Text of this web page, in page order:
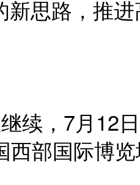
多样性保护
院、四川环